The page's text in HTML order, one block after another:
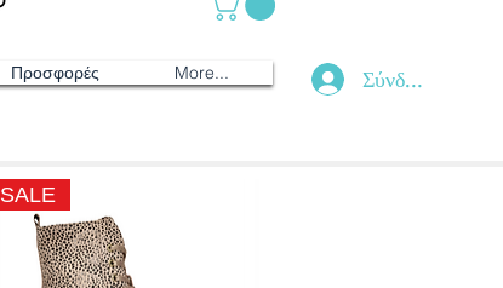
Προσφορές More... Σύνδεση
SALE